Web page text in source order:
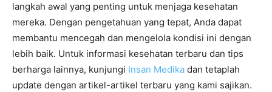
langkah awal yang penting untuk menjaga kesehatan
mereka. Dengan pengetahuan yang tepat, Anda dapat
membantu mencegah dan mengelola kondisi ini dengan
lebih baik. Untuk informasi kesehatan terbaru dan tips
berharga lainnya, kunjungi Insan Medika dan tetaplah
update dengan artikel-artikel terbaru yang kami sajikan.